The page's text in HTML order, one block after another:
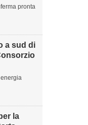
pronta
a sud di
la